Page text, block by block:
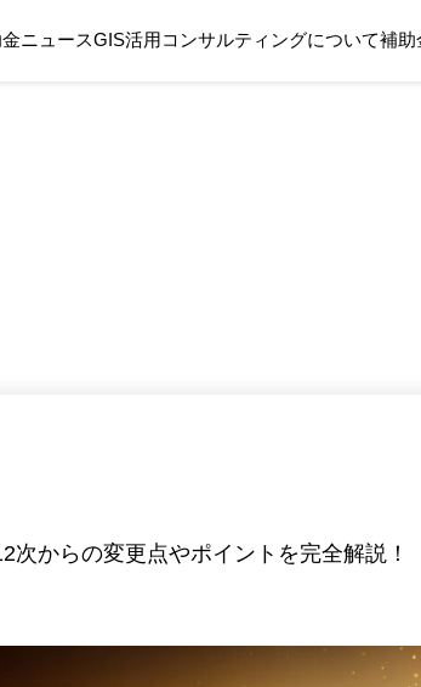
ニュースGIS活用コンサルティングについて補助
からの変更点やポイントを完全解説！